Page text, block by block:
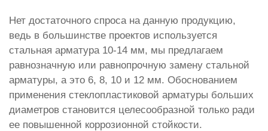
Нет достаточного спроса на данную продукцию,
ведь в большинстве проектов используется
стальная арматура 10-14 мм, мы предлагаем
равнозначную или равнопрочную замену стальной
арматуры, а это 6, 8, 10 и 12 мм. Обоснованием
применения стеклопластиковой арматуры больших
диаметров становится целесообразной только ради
ее повышенной коррозионной стойкости.